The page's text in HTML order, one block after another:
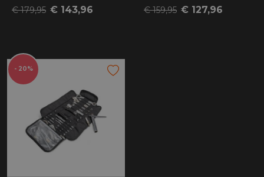
€ 179,95 € 143,96 € 159,95 € 127,96
- 20%